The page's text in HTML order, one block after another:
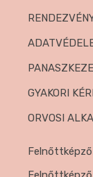
GYAKORI
ORVOSI